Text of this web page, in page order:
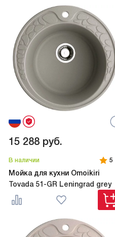
В наличии 5
Мойка для кухни Omoikiri
Tovada 51-GR Leningrad grey
15 288 руб.